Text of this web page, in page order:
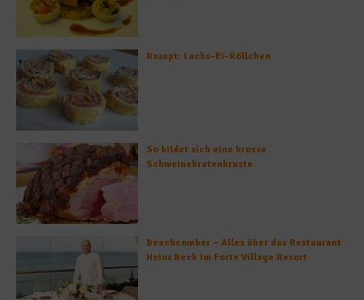
Rezept: Lachs-Ei-Röllchen
So bildet sich eine krosse
Schweinebratenkruste
Beachcomber – Alles über das Restaurant
Heinz Beck im Forte Village Resort